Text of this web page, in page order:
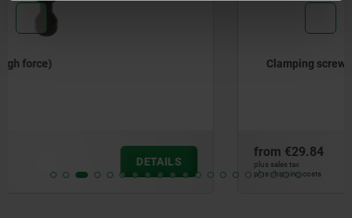
Clamping screw for automation capable pull clamps
plus shipping costs
DETAILS